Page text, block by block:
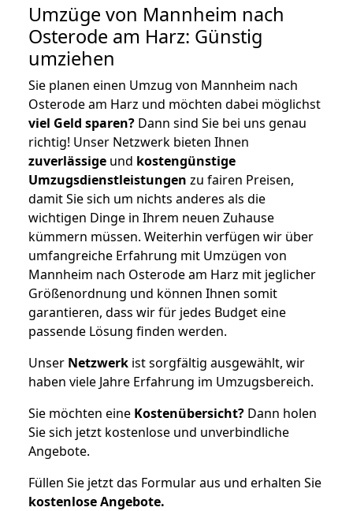
Umzüge von Mannheim nach
Osterode am Harz: Günstig
umziehen
Sie planen einen Umzug von Mannheim nach
Osterode am Harz und möchten dabei möglichst
viel Geld sparen? Dann sind Sie bei uns genau
richtig! Unser Netzwerk bieten Ihnen
zuverlässige und kostengünstige
Umzugsdienstleistungen zu fairen Preisen,
damit Sie sich um nichts anderes als die
wichtigen Dinge in Ihrem neuen Zuhause
kümmern müssen. Weiterhin verfügen wir über
umfangreiche Erfahrung mit Umzügen von
Mannheim nach Osterode am Harz mit jeglicher
Größenordnung und können Ihnen somit
garantieren, dass wir für jedes Budget eine
passende Lösung finden werden.
Unser Netzwerk ist sorgfältig ausgewählt, wir
haben viele Jahre Erfahrung im Umzugsbereich.
Sie möchten eine Kostenübersicht? Dann holen
Sie sich jetzt kostenlose und unverbindliche
Angebote.
Füllen Sie jetzt das Formular aus und erhalten Sie
kostenloseAngebote.